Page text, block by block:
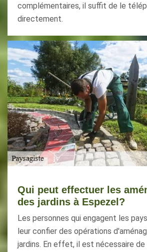
complémentaires, il suffit de le
directement.
Qui peut effectuer les
des jardins à Espezel?
Les personnes qui engagent les
leur confier des opérations
jardins. En effet, il est nécessaire